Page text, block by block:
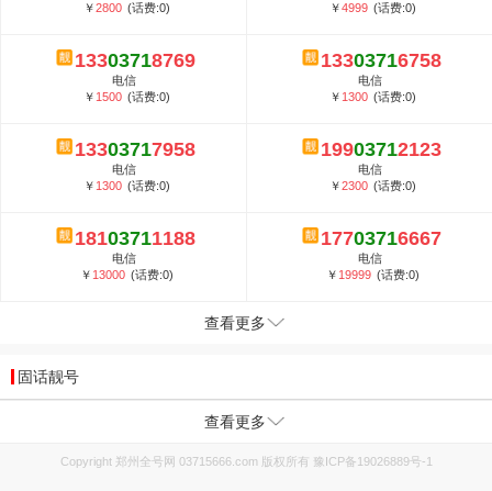
￥2800 (话费:0)
￥4999 (话费:0)
13303718769
电信
￥ 1500 (话费:0)
13303716758
电信
￥ 1300 (话费:0)
13303717958
电信
￥ 1300 (话费:0)
19903712123
电信
￥2300 (话费:0)
18103711188
电信
￥ 13000 (话费:0)
17703716667
电信
￥ 19999 (话费:0)
查看更多
固话靓号
查看更多
Copyright 郑州全号网 03715666.com 版权所有 豫ICP备19026889号-1